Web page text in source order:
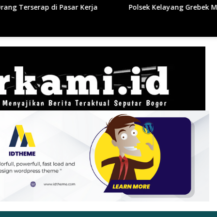
Polsek Kelayang Grebek Markas Pengegedar Sabu,